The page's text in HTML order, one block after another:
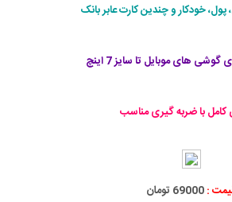
پول، خودکار و چندین کارت عابر بانک
گوشی های موبایل تا سایز 7 اینچ
با ضربه گیری مناسب
:69000 تومان